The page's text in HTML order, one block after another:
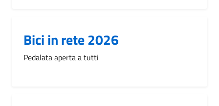
Bici in rete 2026
Pedalata aperta a tutti